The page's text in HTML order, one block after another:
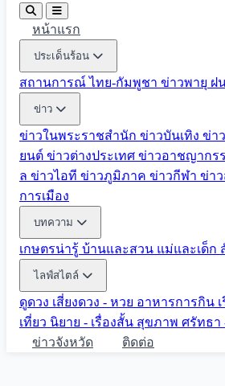
หน้าแรก
ประเด็นร้อน
สถานการณ์ ไทย-กัมพูชา ข่าวพายุ ฝ
ข่าว
ข่าวในพระราชสำนัก ข่าวบันเทิง ข่า
ยนต์ ข่าวต่างประเทศ ข่าวอาชญากร
ล ข่าวไอที ข่าวภูมิภาค ข่าวกีฬา ข่า
การเมือง
บทความ
เกษตรน่ารู้ บ้านและสวน แม่และเด็ก
ไลฟ์สไตล์
ดูดวง เสี่ยงดวง - หวย อาหารการกิน
เที่ยว นิยาย - เรื่องสั้น สุขภาพ ศรัทธา
ข่าวจังหวัด
ติดต่อ